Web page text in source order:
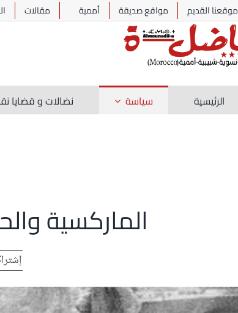
موقعنا القديم مواقع صديقة أممية مقالات
الرئيسية سياسة نضالات و قضايا
الماركسية